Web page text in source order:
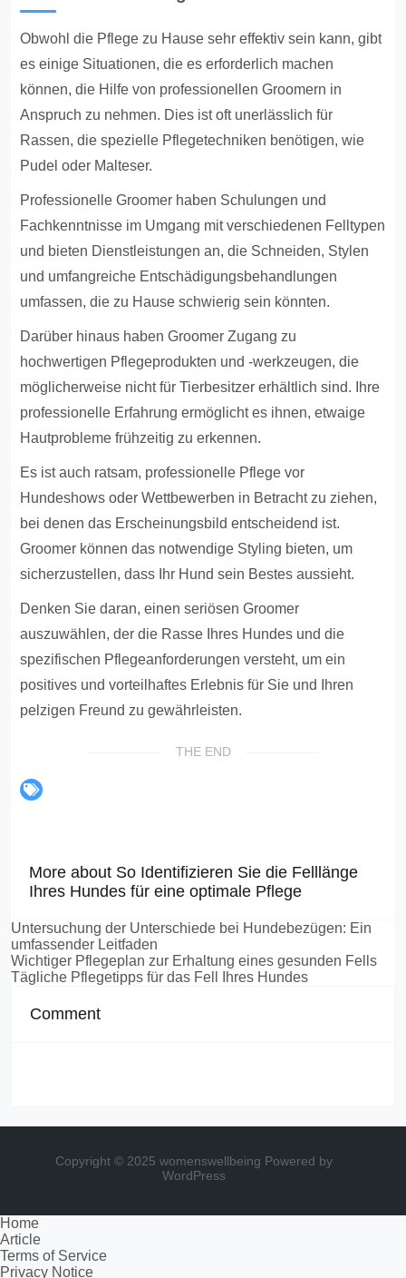
Obwohl die Pflege zu Hause sehr effektiv sein kann, gibt
es einige Situationen, die es erforderlich machen
können, die Hilfe von professionellen Groomern in
Anspruch zu nehmen. Dies ist oft unerlässlich für
Rassen, die spezielle Pflegetechniken benötigen, wie
Pudel oder Malteser.
Professionelle Groomer haben Schulungen und
Fachkenntnisse im Umgang mit verschiedenen Felltypen
und bieten Dienstleistungen an, die Schneiden, Stylen
und umfangreiche Entschädigungsbehandlungen
umfassen, die zu Hause schwierig sein könnten.
Darüber hinaus haben Groomer Zugang zu
hochwertigen Pflegeprodukten und -werkzeugen, die
möglicherweise nicht für Tierbesitzer erhältlich sind. Ihre
professionelle Erfahrung ermöglicht es ihnen, etwaige
Hautprobleme frühzeitig zu erkennen.
Es ist auch ratsam, professionelle Pflege vor
Hundeshows oder Wettbewerben in Betracht zu ziehen,
bei denen das Erscheinungsbild entscheidend ist.
Groomer können das notwendige Styling bieten, um
sicherzustellen, dass Ihr Hund sein Bestes aussieht.
Denken Sie daran, einen seriösen Groomer
auszuwählen, der die Rasse Ihres Hundes und die
spezifischen Pflegeanforderungen versteht, um ein
positives und vorteilhaftes Erlebnis für Sie und Ihren
pelzigen Freund zu gewährleisten.
THE END
More about So Identifizieren Sie die Felllänge
Ihres Hundes für eine optimale Pflege
Untersuchung der Unterschiede bei Hundebezügen: Ein
umfassender Leitfaden
Wichtiger Pflegeplan zur Erhaltung eines gesunden Fells
Tägliche Pflegetipps für das Fell Ihres Hundes
Comment
Copyright © 2025 womenswellbeing Powered by
WordPress
Home
Article
Terms of Service
Privacy Notice